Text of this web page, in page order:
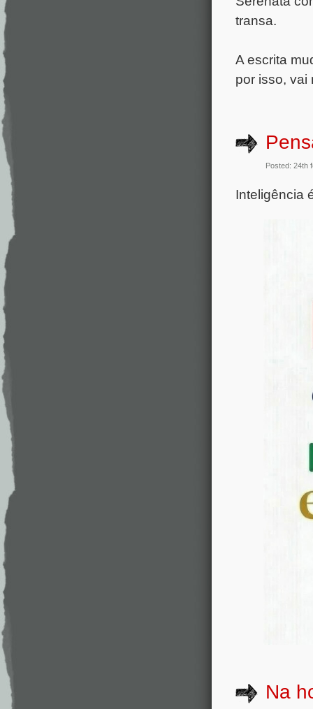
transa.
A escrita
por isso, vai
Posted: 24th
Inteligência
Na